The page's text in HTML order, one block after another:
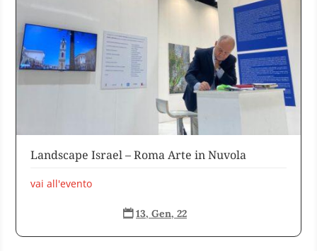
Landscape Israel – Roma Arte in Nuvola
vai all'evento
 13, Gen, 22